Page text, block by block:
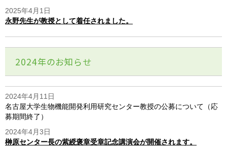
2025年4月1日
永野先生が教授として着任されました。
2024年のお知らせ
2024年4月11日
名古屋大学生物機能開発利用研究センター教授の公募について（応
募期間終了）
2024年4月3日
榊原センター長の紫綬褒章受章記念講演会が開催されます。